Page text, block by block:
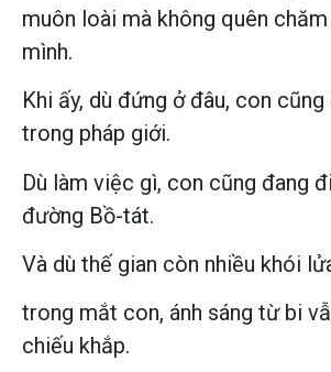
muôn loài mà không quên
mình.
Khi ấy, dù đứng ở đâu, con
trong pháp giới.
Dù làm việc gì, con cũng đang
đường Bồ-tát.
Và dù thế gian còn nhiều khói
trong mắt con, ánh sáng từ bi
chiếu khắp.